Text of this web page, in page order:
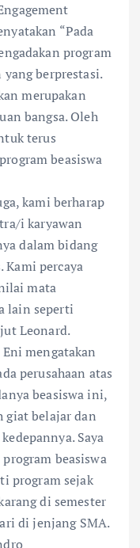
“Pada
program
berprestasi.
merupakan
bangsa. Oleh
terus
beasiswa
kami berharap
i karyawan
dalam bidang
Kami percaya
mata
lain seperti
Leonard.
mengatakan
perusahaan atas
beasiswa ini,
giat belajar dan
Saya
beasiswa
program sejak
di semester
di jenjang SMA.